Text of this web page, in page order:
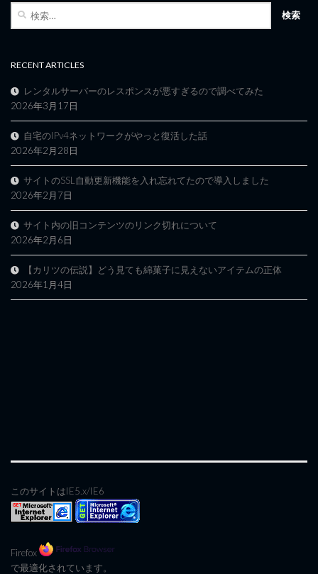
RECENT ARTICLES
レンタルサーバーのレスポンスが悪すぎるので調べてみた
2026年3月17日
自宅のIPv4ネットワークがやっと復活した話
2026年2月28日
サイトのSSL自動更新機能を入れ忘れてたので導入しました
2026年2月7日
サイト内の旧コンテンツのリンク切れについて
2026年2月6日
【カリツの伝説】どう見ても綿菓子に見えないアイテムの正体
2026年1月4日
このサイトはIE5.x/IE6
Firefox
で最適化されています。